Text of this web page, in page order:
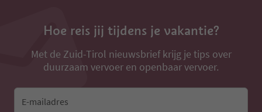
Hoe reis jij tijdens je vakantie?
Met de Zuid-Tirol nieuwsbrief krijg je tips over
duurzaam vervoer en openbaar vervoer.
E-mailadres